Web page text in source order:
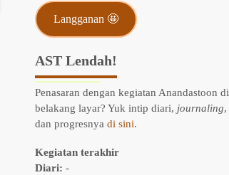
AST Lendah!
Penasaran dengan kegiatan Anandastoon di
belakang layar? Yuk intip diari, journaling,
dan progresnyadi sini.
Kegiatan terakhir
Diari:-